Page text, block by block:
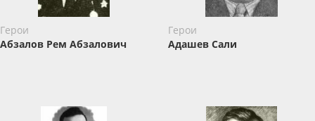
Герои
Абзалов ​Рем Абзалович
Герои
Адашев Сали